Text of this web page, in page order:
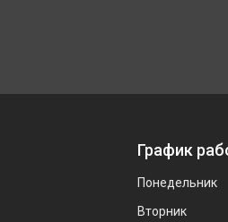
График
Понедельник
Вторник